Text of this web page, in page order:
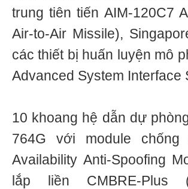
trung tiên tiến AIM-120C7
Air-to-Air Missile),
các thiết bị huấn luyện mô
Advanced System Interface
10 khoang hệ dẫn dự
764G với module chống
Availability Anti-Spoofing
lắp liền CMBRE-Plus